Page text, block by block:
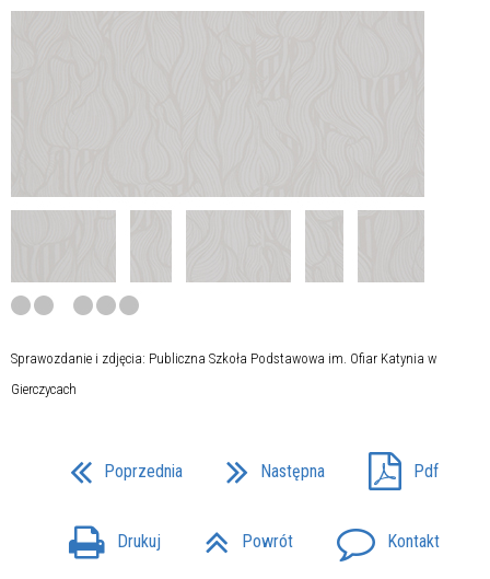
Sprawozdanie i zdjęcia: Publiczna Szkoła Podstawowa im. Ofiar Katynia w
Gierczycach
Poprzednia Następna Pdf
Drukuj Powrót Kontakt